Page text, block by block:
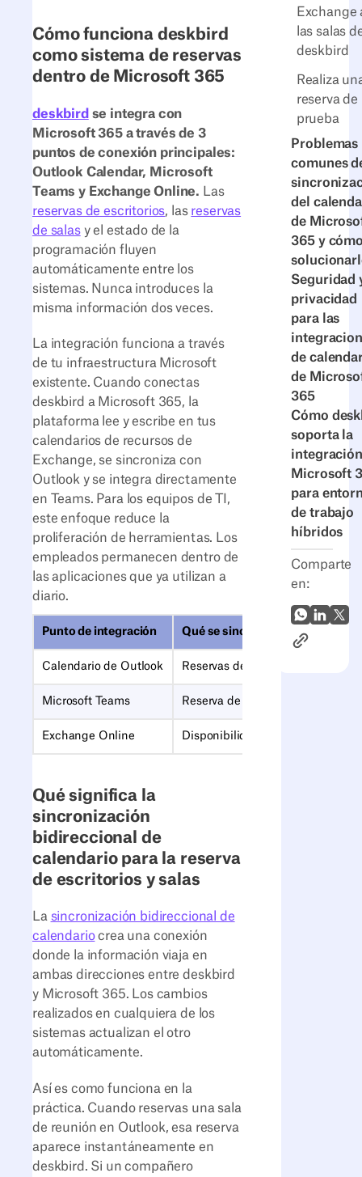
Exchange
las salas
deskbird
Realiza
reserva de
prueba
Problemas
comunes
del
de
365 y
Seguridad
privacidad
para las
de
de
365
Cómo
soporta la
Microsoft
para
de trabajo
híbridos
Comparte
en:
WhatsApp
X
Enlace al
Cómo funciona deskbird
como sistema de reservas
dentro de Microsoft 365
deskbird se integra con
Microsoft 365 a través de 3
puntos de conexión principales:
Outlook Calendar, Microsoft
Teams y Exchange Online. Las
reservas de escritorios, las reservas
de salasy el estado de la
programación fluyen
automáticamente entre los
sistemas. Nunca introduces la
misma información dos veces.
La integración funciona a través
de tu infraestructura Microsoft
existente. Cuando conectas
deskbird a Microsoft 365, la
plataforma lee y escribe en tus
calendarios de recursos de
Exchange, se sincroniza con
Outlook y se integra directamente
en Teams. Para los equipos de TI,
este enfoque reduce la
proliferación de herramientas. Los
empleados permanecen dentro de
las aplicaciones que ya utilizan a
diario.
Punto de integración Qué se sincroniza
Calendario de Outlook Reservas de escritorios, reservas
Microsoft Teams Reserva de escritorios,
Exchange Online Disponibilidad del buzón de
Qué significa la
sincronización
bidireccional de
calendario para la reserva
de escritorios y salas
La sincronización bidireccional de
calendariocrea una conexión
donde la información viaja en
ambas direcciones entre deskbird
y Microsoft 365. Los cambios
realizados en cualquiera de los
sistemas actualizan el otro
automáticamente.
Así es como funciona en la
práctica. Cuando reservas una sala
de reunión en Outlook, esa reserva
aparece instantáneamente en
deskbird. Si un compañero